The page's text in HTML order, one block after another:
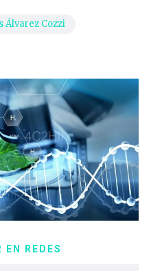
Álvarez Cozzi
EN REDES